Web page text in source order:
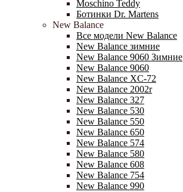
Moschino Teddy
Ботинки Dr. Martens
New Balance
Все модели New Balance
New Balance зимние
New Balance 9060 Зимние
New Balance 9060
New Balance XC-72
New Balance 2002r
New Balance 327
New Balance 530
New Balance 550
New Balance 650
New Balance 574
New Balance 580
New Balance 608
New Balance 754
New Balance 990